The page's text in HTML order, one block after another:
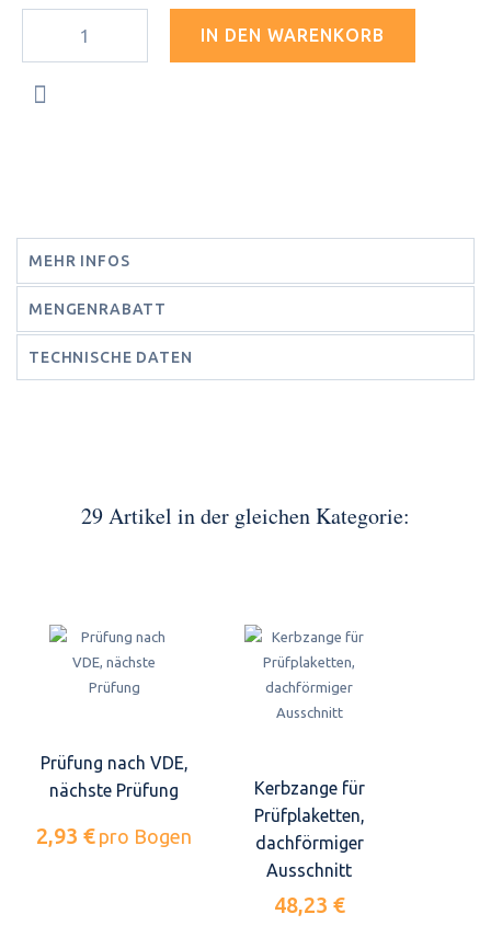
IN DEN WARENKORB
MEHR INFOS
MENGENRABATT
TECHNISCHE DATEN
29 Artikel in der gleichen Kategorie:
Prüfung nach VDE,
nächste Prüfung
2,93 € pro Bogen
Kerbzange für
Prüfplaketten,
dachförmiger
Ausschnitt
48,23 €